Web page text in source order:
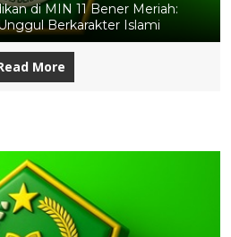
di MIN 11 Bener Meriah:
Berkarakter Islami
More